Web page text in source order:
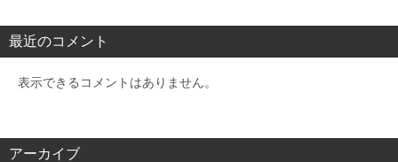
最近のコメント
表示できるコメントはありません。
アーカイブ